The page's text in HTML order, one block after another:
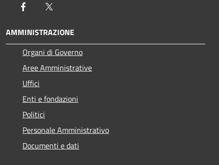
Facebook
AMMINISTRAZIONE
Organi di Governo
Aree Amministrative
Uffici
Enti e fondazioni
Politici
Personale Amministrativo
Documenti e dati